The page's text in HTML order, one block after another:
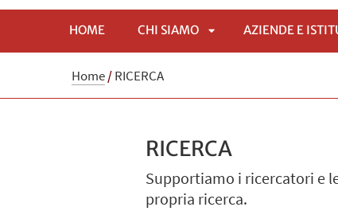
HOME CHI SIAMO AZIENDE E
Home/RICERCA
RICERCA
Supportiamo i ricercatori e
propria ricerca.